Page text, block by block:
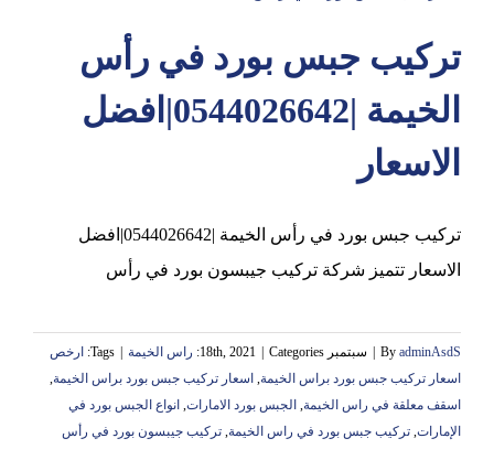
تركيب جبس بورد في رأس
الخيمة |0544026642|افضل
الاسعار
تركيب جبس بورد في رأس الخيمة |0544026642|افضل
الاسعار تتميز شركة تركيب جيبسون بورد في رأس
By adminAsdS سبتمبر 18th, 2021 Categories: راس الخيمة Tags:
ارخص
اسعار تركيب جبس بورد براس الخيمة, اسعار تركيب جبس بورد براس الخيمة,
اسقف معلقة في راس الخيمة, الجبس بورد الامارات, انواع الجبس بورد في
الإمارات, تركيب جبس بورد في راس الخيمة, تركيب جيبسون بورد في رأس